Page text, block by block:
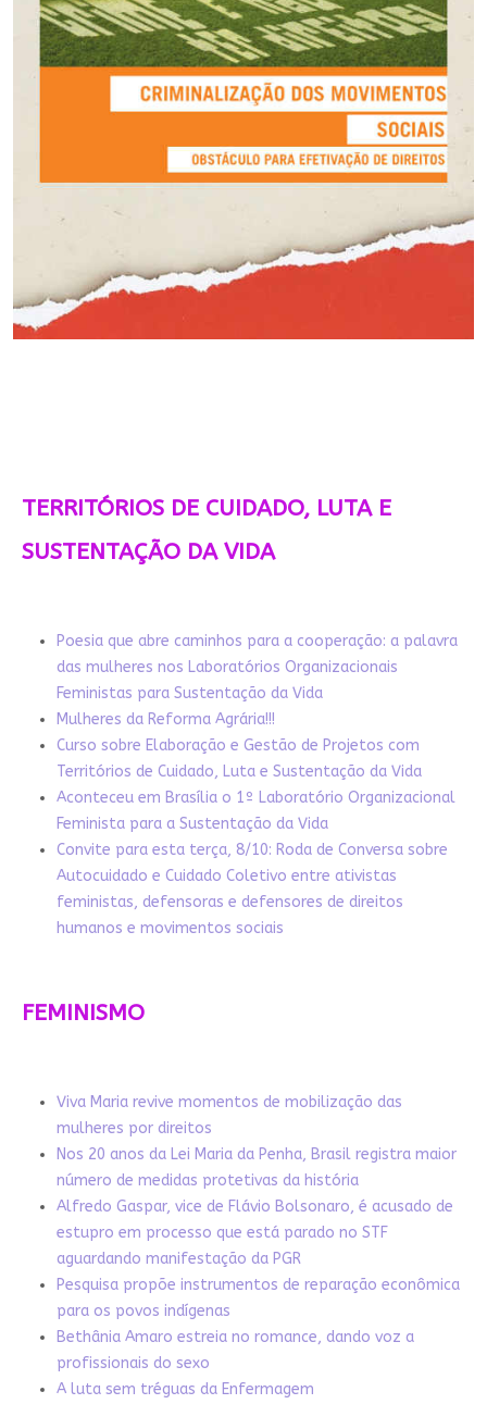
TERRITÓRIOS DE CUIDADO, LUTA E
SUSTENTAÇÃO DA VIDA
Poesia que abre caminhos para a cooperação: a palavra
das mulheres nos Laboratórios Organizacionais
Feministas para Sustentação da Vida
Mulheres da Reforma Agrária!!!
Curso sobre Elaboração e Gestão de Projetos com
Territórios de Cuidado, Luta e Sustentação da Vida
Aconteceu em Brasília o 1º Laboratório Organizacional
Feminista para a Sustentação da Vida
Convite para esta terça, 8/10: Roda de Conversa sobre
Autocuidado e Cuidado Coletivo entre ativistas
feministas, defensoras e defensores de direitos
humanos e movimentos sociais
FEMINISMO
Viva Maria revive momentos de mobilização das
mulheres por direitos
Nos 20 anos da Lei Maria da Penha, Brasil registra maior
número de medidas protetivas da história
Alfredo Gaspar, vice de Flávio Bolsonaro, é acusado de
estupro em processo que está parado no STF
aguardando manifestação da PGR
Pesquisa propõe instrumentos de reparação econômica
para os povos indígenas
Bethânia Amaro estreia no romance, dando voz a
profissionais do sexo
A luta sem tréguas da Enfermagem